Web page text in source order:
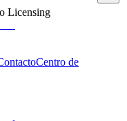
Licensing
Centro de